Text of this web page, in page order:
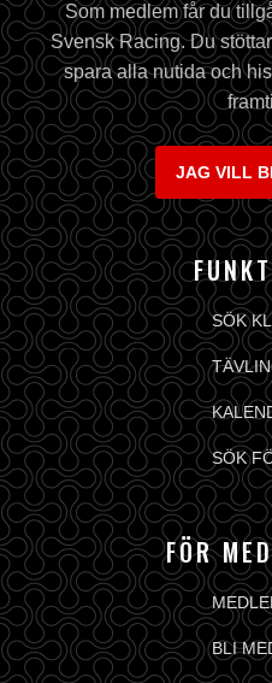
Som medlem får du
Svensk Racing. Du
spara alla nutida och
JAG VILL
SÖK
SÖK
FÖR
BLI